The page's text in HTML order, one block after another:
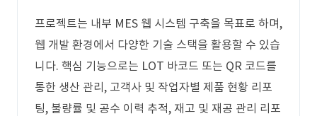
프로젝트는 내부 MES 웹 시스템 구축을 목표로 하며,
웹 개발 환경에서 다양한 기술 스택을 활용할 수 있습
니다. 핵심 기능으로는 LOT 바코드 또는 QR 코드를
통한 생산 관리, 고객사 및 작업자별 제품 현황 리포
팅, 불량률 및 공수 이력 추적, 재고 및 재공 관리 리포